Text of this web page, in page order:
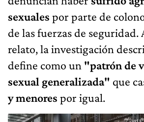
sexuales por parte de
de las fuerzas de seguridad.
relato, la investigación
define como un "patrón de
sexual generalizada" que
y menores por igual.